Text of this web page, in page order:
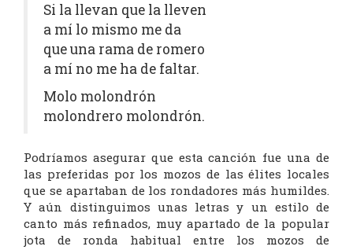
Si la llevan que la lleven
a mí lo mismo me da
que una rama de romero
a mí no me ha de faltar.
Molo molondrón
molondrero molondrón.
Podríamos asegurar que esta canción fue una de
las preferidas por los mozos de las élites locales
que se apartaban de los rondadores más humildes.
Y aún distinguimos unas letras y un estilo de
canto más refinados, muy apartado de la popular
jota de ronda habitual entre los mozos de